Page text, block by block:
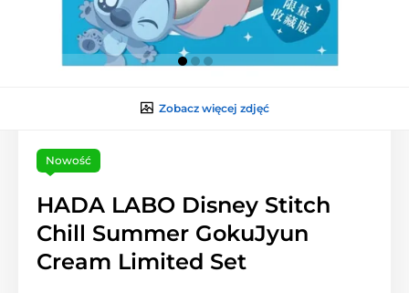
Zobacz więcej zdjęć
Nowość
HADA LABO Disney Stitch
Chill Summer GokuJyun
Cream Limited Set